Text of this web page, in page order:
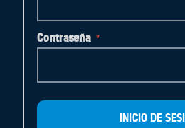
Contraseña *